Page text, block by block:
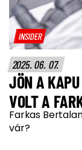
INSIDER
2025. 06. 07.
JÖN A
VOLT A
Farkas
vár?